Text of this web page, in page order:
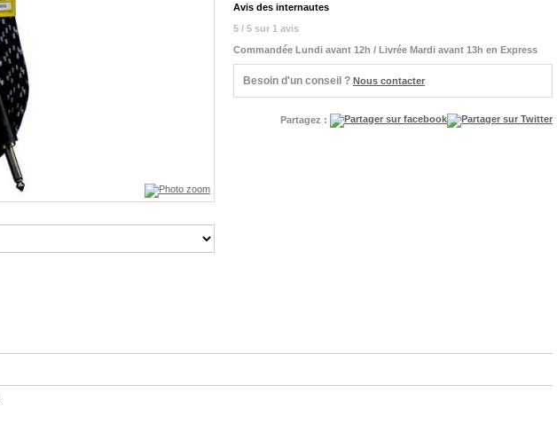
Avis des internautes
5 / 5 sur 1 avis
Commandée Lundi avant 12h / Livrée Mardi avant 13h en Express
Besoin d'un conseil ? Nous contacter
Partagez :